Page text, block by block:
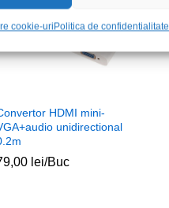
cookie-uriPolitica de confidentialitate
HDMI mini-
unidirectional
lei/Buc